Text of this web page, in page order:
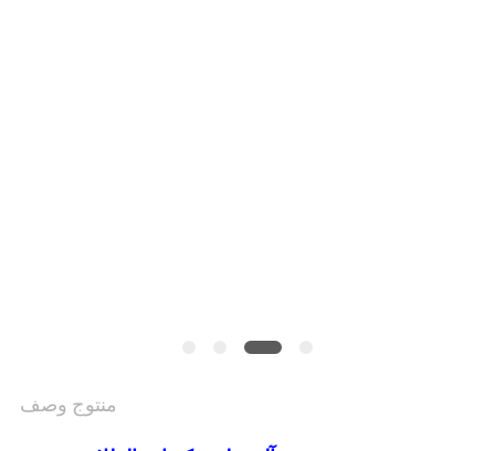
منتوج وصف